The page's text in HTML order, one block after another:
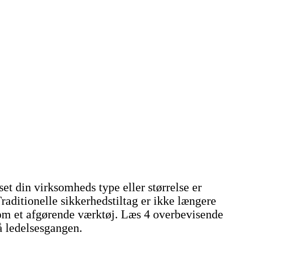
din virksomheds type eller størrelse er
sikkerhedstiltag er ikke længere
et afgørende værktøj. Læs4 overbevisende